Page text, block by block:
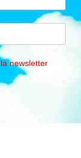
newsletter